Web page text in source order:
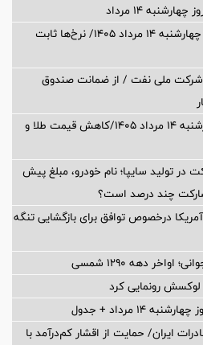
۱۴ مرداد
قیمت دلار در بازار آزاد امروز چهارشنبه ۱۴ مرداد ۱۴۰۵/ نرخ‌ها ثابت
ملی نفت / از ضمانت صندوق
قیمت طلا و سکه امروز چهارشنبه ۱۴ مرداد ۱۴۰۵/کاهش قیمت طلا و
تولید سایپا؛ نام خودرو، مبلغ پیش
چند درصد است؟
درخصوص توافق برای بازگشایی تنگه
دهه ۱۲۹۰ شمسی
لوکسش رونمایی کرد
مرداد + جدول
صادرات ایران/ حمایت از اقشار کم‌درآمد با